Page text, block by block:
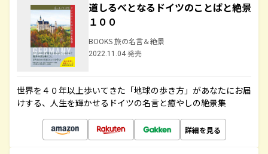
道しるべとなるドイツのことばと絶景
１００
BOOKS 旅の名言＆絶景
2022.11.04 発売
世界を４０年以上歩いてきた「地球の歩き方」があなたにお届
けする、人生を輝かせるドイツの名言と癒やしの絶景集
詳細を見る